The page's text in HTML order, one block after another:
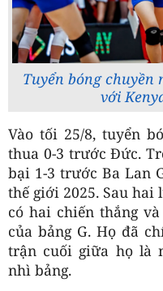
Tuyển bóng chuyền
với
Vào tối 25/8, tuyển
thua 0-3 trước Đức.
bại 1-3 trước Ba Lan
thế giới 2025. Sau
có hai chiến thắng
của bảng G. Họ đã
trận cuối giữa họ là
nhì bảng.